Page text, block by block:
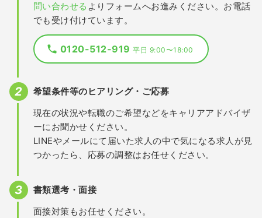
問い合わせる よりフォームへお進みください。お電話
でも受け付けています。
0120-512-919平日 9:00〜18:00
希望条件等のヒアリング・ご応募
現在の状況や転職のご希望などをキャリアアドバイザ
ーにお聞かせください。
LINEやメールにて届いた求人の中で気になる求人が見
つかったら、応募の調整はお任せください。
書類選考・面接
面接対策もお任せください。